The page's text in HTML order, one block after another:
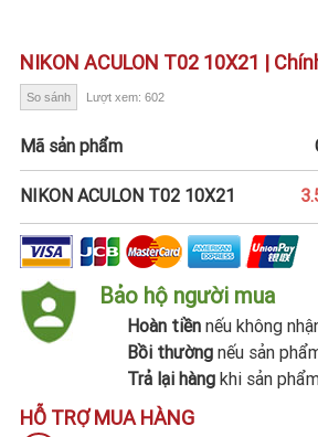
NIKON ACULON T02 10X21 |
So sánh Lượt xem: 602
Mã sản phẩm
NIKON ACULON T02 10X21
Bảo hộ người mua
Hoàn tiền nếu không
Bồi thường nếu sản
Trả lại hàng khi sản
HỖ TRỢ MUA HÀNG